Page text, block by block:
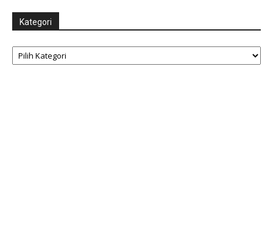
Kategori
Kategori